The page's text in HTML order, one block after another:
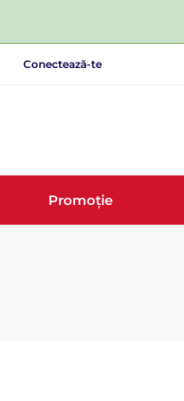
Conectează-te
Promoție